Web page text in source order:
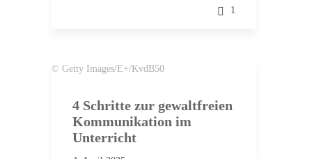
1
© Getty Images/E+/KvdB50
4 Schritte zur gewaltfreien
Kommunikation im
Unterricht